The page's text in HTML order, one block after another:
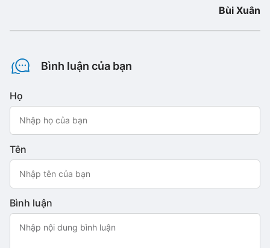
Bùi Xuân
Bình luận của bạn
Họ
Tên
Bình luận